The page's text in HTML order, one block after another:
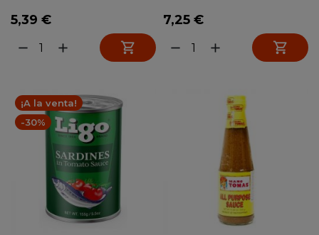
5,39 €
remove add 
7,25 €
remove add 
¡A la venta!
-30%